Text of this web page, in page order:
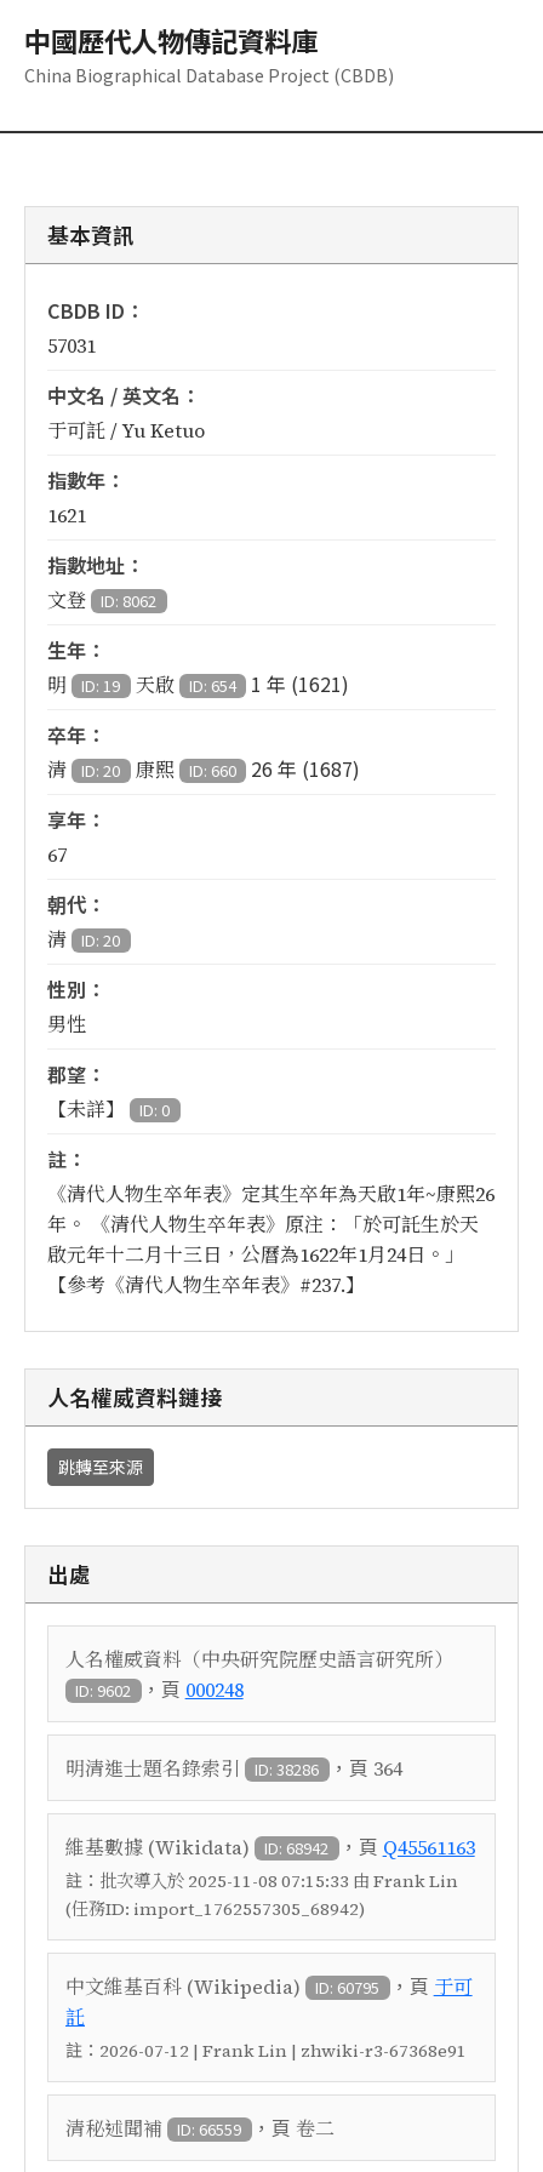
中國歷代人物傳記資料庫
China Biographical Database Project (CBDB)
基本資訊
CBDB ID：
57031
中文名 / 英文名：
于可託 / Yu Ketuo
指數年：
1621
指數地址：
文登 ID: 8062
生年：
明 ID: 19 天啟 ID: 654
1 年 (1621)
卒年：
清 ID: 20 康熙 ID: 660
26 年 (1687)
享年：
67
朝代：
清 ID: 20
性別：
男性
郡望：
【未詳】 ID: 0
註：
《清代人物生卒年表》定其生卒年為天啟1年~康熙26
年。 《清代人物生卒年表》原注：「於可託生於天
啟元年十二月十三日，公曆為1622年1月24日。」
【參考《清代人物生卒年表》#237.】
人名權威資料鏈接
跳轉至來源
出處
人名權威資料（中央研究院歷史語言研究所）
ID: 9602 ，頁 000248
明清進士題名錄索引 ID: 38286 ，頁 364
維基數據 (Wikidata) ID: 68942 ，頁 Q45561163
註： 批次導入於 2025-11-08 07:15:33 由 Frank Lin
(任務ID: import_1762557305_68942)
中文維基百科 (Wikipedia) ID: 60795 ，頁 于可
託
註： 2026-07-12 | Frank Lin | zhwiki-r3-67368e91
清秘述聞補 ID: 66559 ，頁 卷二